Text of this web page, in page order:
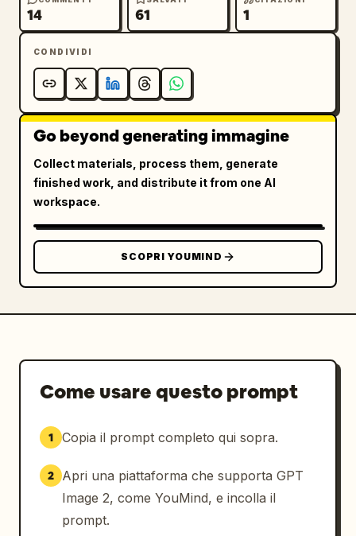
}
14 61 1
CONDIVIDI
Go beyond generating immagine
Collect materials, process them, generate
finished work, and distribute it from one AI
workspace.
SCOPRI YOUMIND
Come usare questo prompt
1 Copia il prompt completo qui sopra.
2
Apri una piattaforma che supporta GPT
Image 2, come YouMind, e incolla il
prompt.